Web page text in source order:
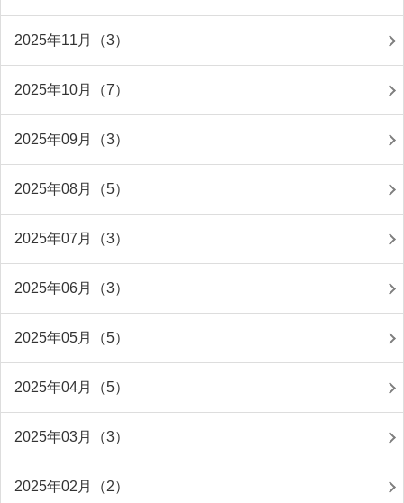
2025年11月（3）
2025年10月（7）
2025年09月（3）
2025年08月（5）
2025年07月（3）
2025年06月（3）
2025年05月（5）
2025年04月（5）
2025年03月（3）
2025年02月（2）